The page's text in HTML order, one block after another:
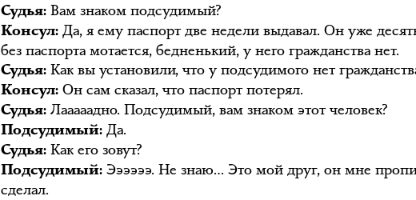
Судья: Вам знаком подсудимый?
Консул: Да, я ему паспорт две недели выдавал. Он уже
без паспорта мотается, бедненький, у него гражданства нет.
Судья: Как вы установили, что у подсудимого нет
Консул: Он сам сказал, что паспорт потерял.
Судья: Лааааадно. Подсудимый, вам знаком этот человек?
Подсудимый: Да.
Судья: Как его зовут?
Подсудимый: Ээээээ. Не знаю… Это мой друг, он мне
сделал.